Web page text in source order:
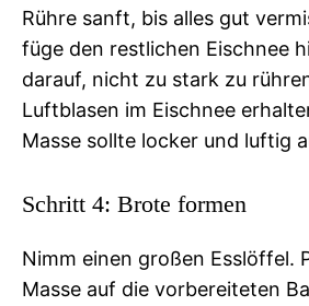
Rühre sanft, bis alles gut
füge den restlichen Eischnee
darauf, nicht zu stark zu
Luftblasen im Eischnee
Masse sollte locker und luftig
Schritt 4: Brote formen
Nimm einen großen Esslöffel.
Masse auf die vorbereiteten